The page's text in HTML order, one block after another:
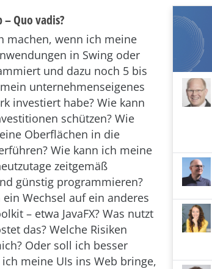
– Quo vadis?
machen, wenn ich meine
in Swing oder
und dazu noch 5 bis
unternehmenseigenes
investiert habe? Wie kann
schützen? Wie
Oberflächen in die
Wie kann ich meine
zeitgemäß
günstig programmieren?
Wechsel auf ein anderes
– etwa JavaFX? Was nutzt
das? Welche Risiken
Oder soll ich besser
meine UIs ins Web bringe,